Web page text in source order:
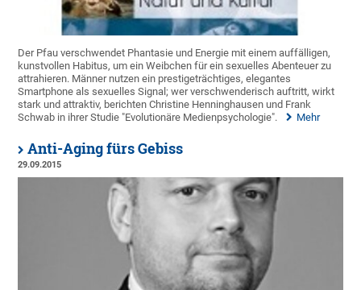
Der Pfau verschwendet Phantasie und Energie mit einem auffälligen,
kunstvollen Habitus, um ein Weibchen für ein sexuelles Abenteuer zu
attrahieren. Männer nutzen ein prestigeträchtiges, elegantes
Smartphone als sexuelles Signal; wer verschwenderisch auftritt, wirkt
stark und attraktiv, berichten Christine Henninghausen und Frank
Schwab in ihrer Studie "Evolutionäre Medienpsychologie".
Mehr
Anti-Aging fürs Gebiss
29.09.2015